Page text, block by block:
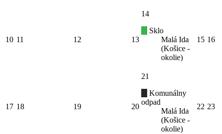
10 11 12 13
14
Sklo
Malá Ida
(Košice -
okolie)
15 16
17 18 19 20
21
Komunálny
odpad
Malá Ida
(Košice -
okolie)
22 23